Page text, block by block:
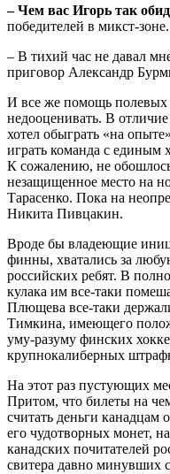
– Чем вас Игорь так
победителей в микст-зоне.
– В тихий час не давал
приговор Александр
И все же помощь полевых
недооценивать. В
хотел обыграть «на
играть команда с единым
К сожалению, не
незащищенное место на
Тарасенко. Пока на
Никита Пивцакин.
Вроде бы владеющие
финны, хватались за
российских ребят. В
кулака им все-таки
Плющева все-таки
Тимкина, имеющего
уму-разуму финских
крупнокалиберных
На этот раз пустующих
Притом, что билеты на
считать деньги канадцам
его чудотворных монет,
канадских почитателей
свитера давно минувших